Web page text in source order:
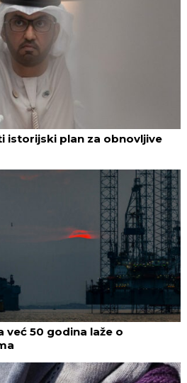
istorijski plan za obnovljive
već 50 godina laže o